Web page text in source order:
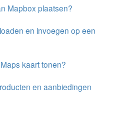
Mapbox plaatsen?
en invoegen op een
kaart tonen?
en aanbiedingen